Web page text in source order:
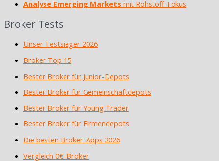
Analyse Emerging Markets mit Rohstoff-Fokus
Broker Tests
Unser Testsieger 2026
Broker Top 15
Bester Broker für Junior-Depots
Bester Broker für Gemeinschaftdepots
Bester Broker für Young Trader
Bester Broker für Firmendepots
Die besten Broker-Apps 2026
Vergleich 0€-Broker